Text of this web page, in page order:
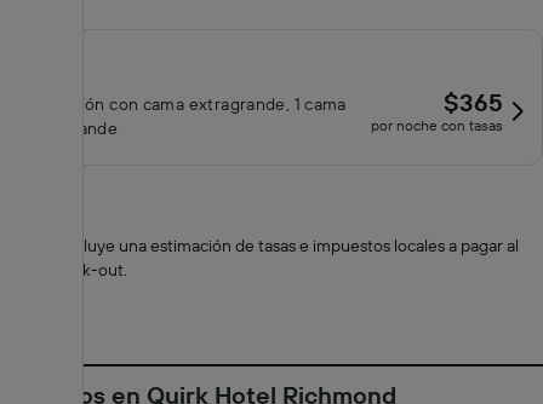
Habitación con cama extragrande, 1 cama
extragrande
$365
por noche con tasas
El total incluye una estimación de tasas e impuestos locales a pagar al
hacer check-out.
Servicios en Quirk Hotel Richmond